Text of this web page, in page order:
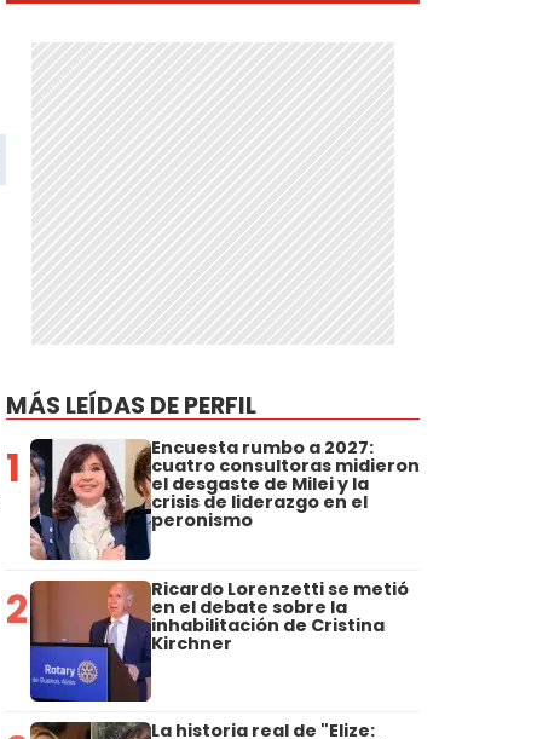
MÁS LEÍDAS DE PERFIL
1 Encuesta rumbo a 2027:
cuatro consultoras midieron
el desgaste de Milei y la
crisis de liderazgo en el
peronismo
2 Ricardo Lorenzetti se metió
en el debate sobre la
inhabilitación de Cristina
Kirchner
La historia real de "Elize: